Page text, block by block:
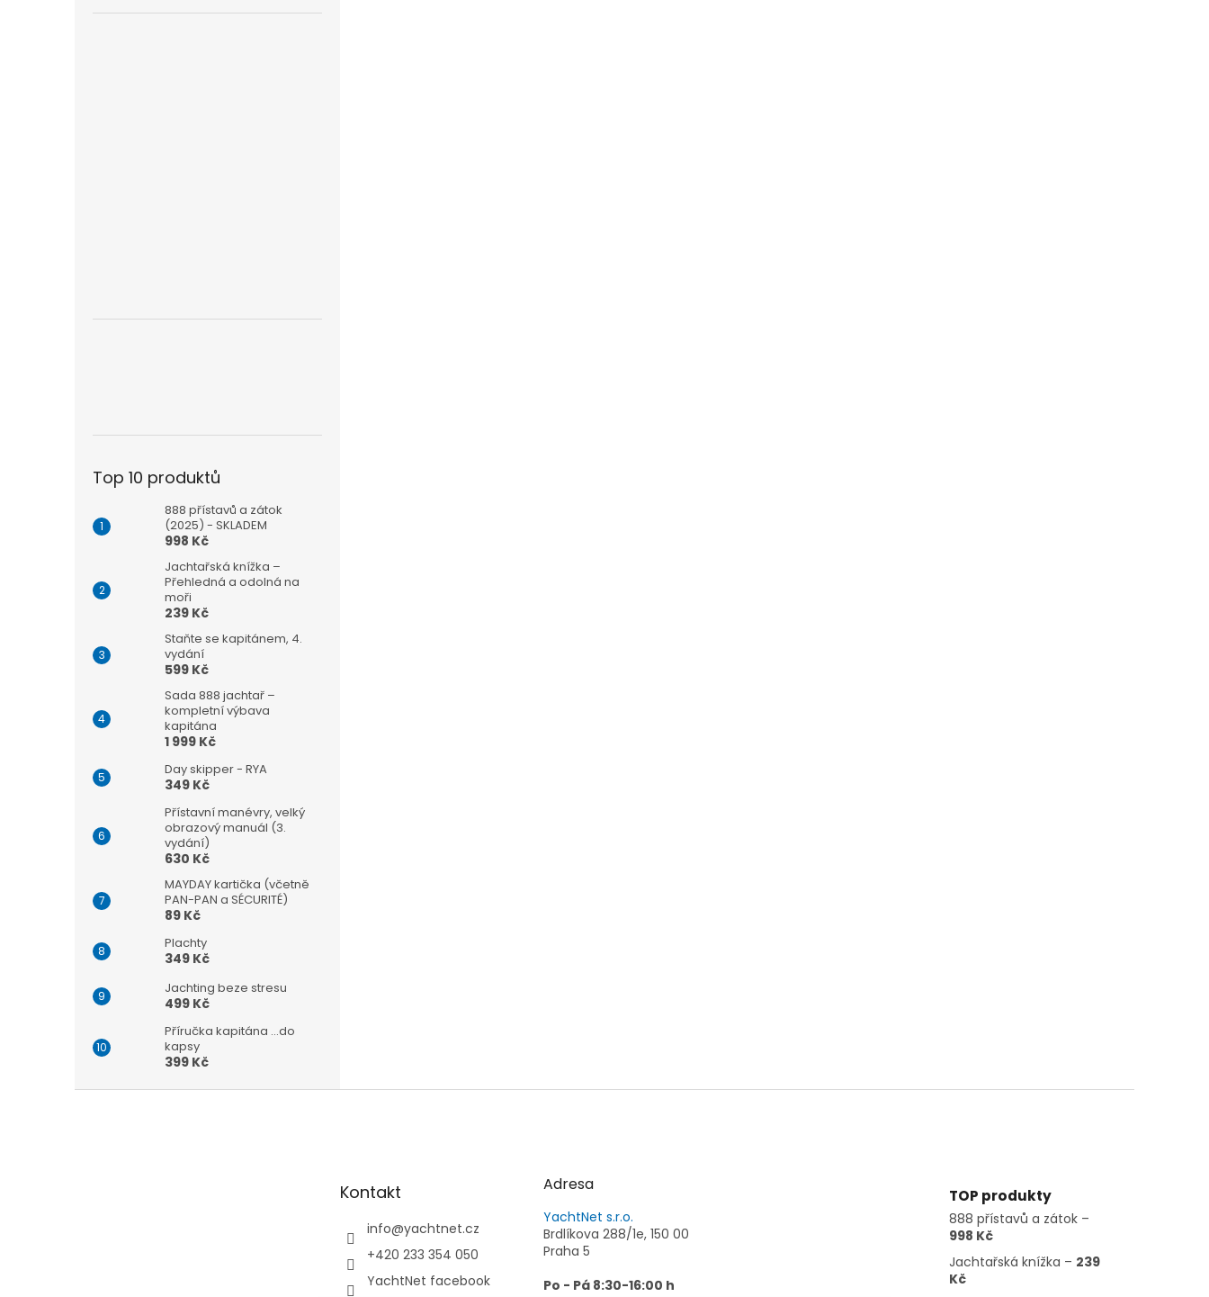
Top 10 produktů
888 přístavů a zátok
(2025) - SKLADEM
998 Kč
Jachtařská knížka –
Přehledná a odolná na
moři
239 Kč
Staňte se kapitánem, 4.
vydání
599 Kč
Sada 888 jachtař –
kompletní výbava
kapitána
1 999 Kč
Day skipper - RYA
349 Kč
Přístavní manévry, velký
obrazový manuál (3.
vydání)
630 Kč
MAYDAY kartička (včetně
PAN-PAN a SÉCURITÉ)
89 Kč
Plachty
349 Kč
Jachting beze stresu
499 Kč
Příručka kapitána ...do
kapsy
399 Kč
Kontakt
info@yachtnet.cz
+420 233 354 050
YachtNet facebook
Adresa
YachtNet s.r.o.
Brdlíkova 288/1e, 150 00
Praha 5
Po - Pá 8:30-16:00 h
TOP produkty
888 přístavů a zátok –
998 Kč
Jachtařská knížka – 239
Kč